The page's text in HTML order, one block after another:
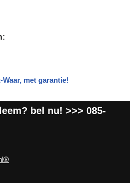
met garantie!
bel nu! >>> 085-